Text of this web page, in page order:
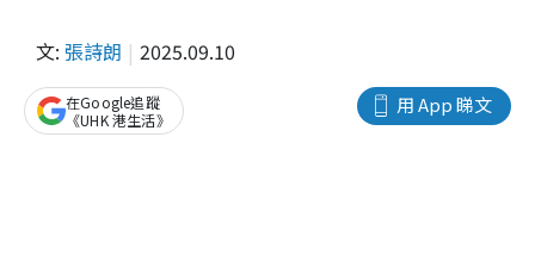
文: 張詩朗 2025.09.10
用 App 睇文
在Google追蹤
《UHK 港生活》